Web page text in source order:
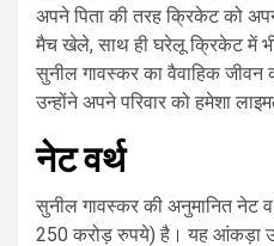
अपने पिता की तरह क्रिकेट को
मैच खेले, साथ ही घरेलू क्रिकेट में
सुनील गावस्कर का वैवाहिक जीवन
उन्होंने अपने परिवार को हमेशा
नेट वर्थ
सुनील गावस्कर की अनुमानित नेट
250 करोड़ रुपये) है। यह आंकड़ा